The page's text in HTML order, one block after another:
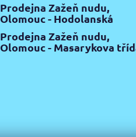
Prodejna Zažeň nudu,
Olomouc - Hodolanská
Prodejna Zažeň nudu,
Olomouc - Masarykova